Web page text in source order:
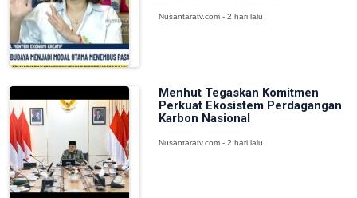
Nusantaratv.com - 2 hari lalu
Menhut Tegaskan Komitmen
Perkuat Ekosistem Perdagangan
Karbon Nasional
Nusantaratv.com - 2 hari lalu